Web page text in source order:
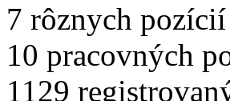
7 rôznych pozícií
10 pracovných
1129